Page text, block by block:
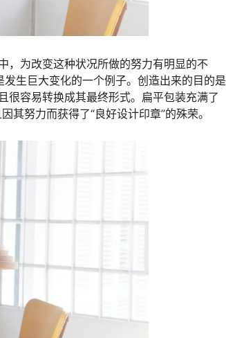
，为改变这种状况所做的努力有明显的不
生巨大变化的一个例子。创造出来的目的是
很容易转换成其最终形式。扁平包装充满了
努力而获得了“良好设计印章”的殊荣。